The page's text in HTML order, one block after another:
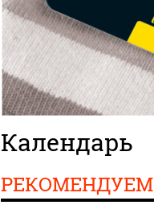
Календарь
РЕКОМЕНДУЕМ